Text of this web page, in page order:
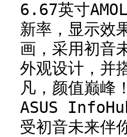
6.67英寸
新率，显示效
画，采用初音
外观设计，并
凡，颜值巅峰
ASUS
受初音未来伴